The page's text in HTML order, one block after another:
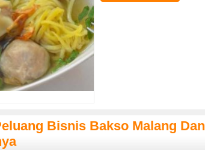
Bisnis Bakso Malang Dan